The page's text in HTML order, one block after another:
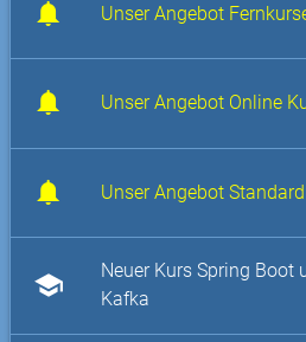
Unser Angebot
Unser Angebot Online
Unser Angebot
school
Neuer Kurs Spring Boot
Kafka